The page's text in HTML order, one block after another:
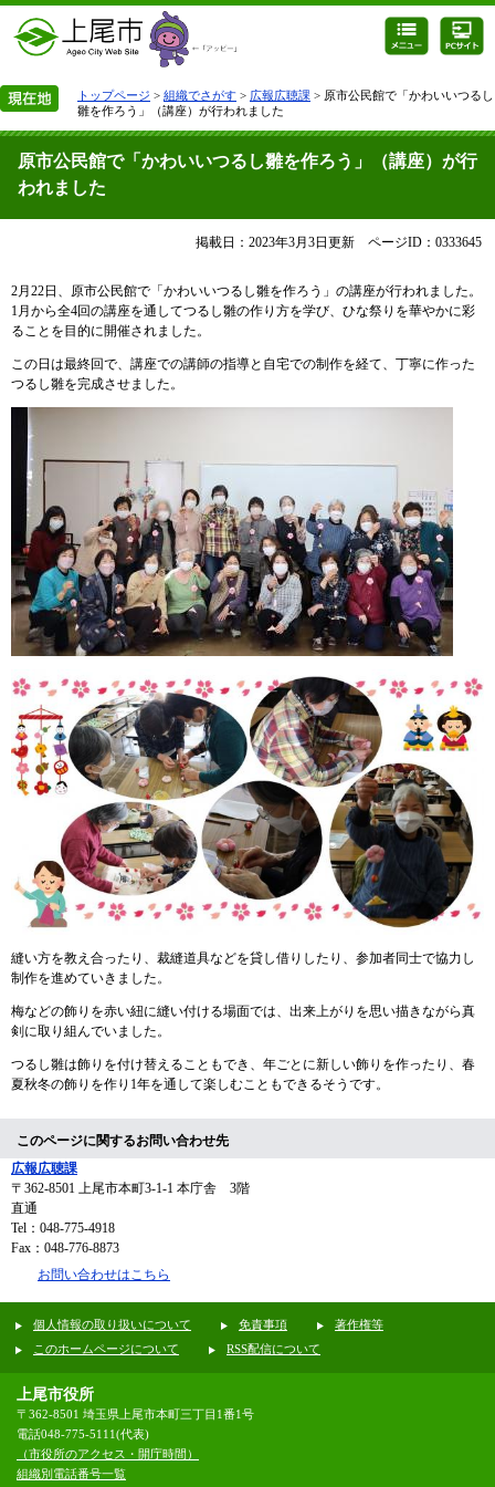
トップページ > 組織でさがす > 広報広聴課 > 原市公民館で「かわいいつるし
雛を作ろう」（講座）が行われました
原市公民館で「かわいいつるし雛を作ろう」（講座）が行
われました
掲載日：2023年3月3日更新 ページID：0333645
2月22日、原市公民館で「かわいいつるし雛を作ろう」の講座が行われました。
1月から全4回の講座を通してつるし雛の作り方を学び、ひな祭りを華やかに彩
ることを目的に開催されました。
この日は最終回で、講座での講師の指導と自宅での制作を経て、丁寧に作った
つるし雛を完成させました。
縫い方を教え合ったり、裁縫道具などを貸し借りしたり、参加者同士で協力し
制作を進めていきました。
梅などの飾りを赤い紐に縫い付ける場面では、出来上がりを思い描きながら真
剣に取り組んでいました。
つるし雛は飾りを付け替えることもでき、年ごとに新しい飾りを作ったり、春
夏秋冬の飾りを作り1年を通して楽しむこともできるそうです。
このページに関するお問い合わせ先
広報広聴課
〒362-8501 上尾市本町3-1-1 本庁舎 3階
直通
Tel：048-775-4918
Fax：048-776-8873
お問い合わせはこちら
個人情報の取り扱いについて 免責事項
著作権等
このホームページについて
RSS配信について
上尾市役所
〒362-8501 埼玉県上尾市本町三丁目1番1号
電話048-775-5111(代表)
（市役所のアクセス・開庁時間）
組織別電話番号一覧